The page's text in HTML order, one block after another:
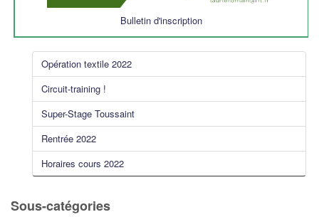
Bulletin d'inscription
Opération textile 2022
Circuit-training !
Super-Stage Toussaint
Rentrée 2022
Horaires cours 2022
Sous-catégories